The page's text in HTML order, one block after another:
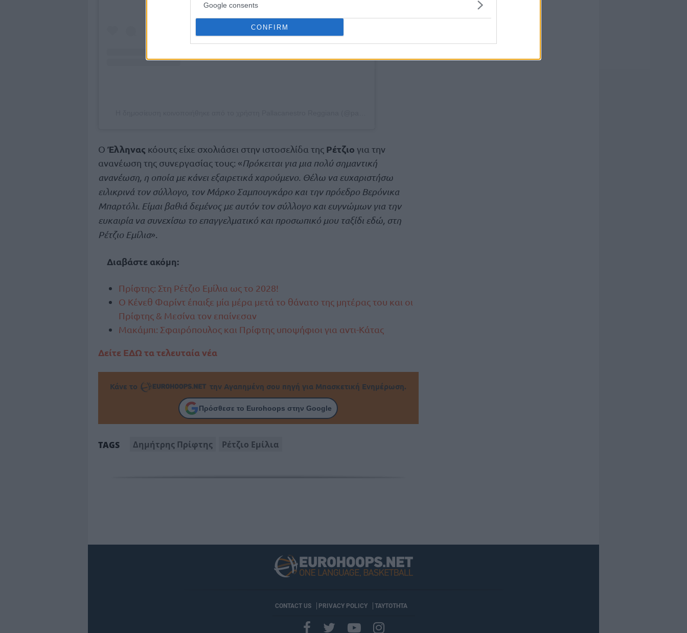
Google consents
CONFIRM
Ο Έλληνας κόουτς είχε σχολιάσει στην ιστοσελίδα της Ρέτζιο για την
ανανέωση της συνεργασίας τους: «Πρόκειται για μια πολύ σημαντική
ανανέωση, η οποία με κάνει εξαιρετικά χαρούμενο. Θέλω να ευχαριστήσω
ειλικρινά τον σύλλογο, τον Μάρκο Σαμπουγκάρο και την πρόεδρο Βερόνικα
Μπαρτόλι. Είμαι βαθιά δεμένος με αυτόν τον σύλλογο και ευγνώμων για την
ευκαιρία να συνεχίσω το επαγγελματικό και προσωπικό μου ταξίδι εδώ, στη
Ρέτζιο Εμίλια».
Διαβάστε ακόμη:
Πρίφτης: Στη Ρέτζιο Εμίλια ως το 2028!
Ο Κένεθ Φαρίντ έπαιξε μία μέρα μετά το θάνατο της μητέρας του και οι
Πρίφτης & Μεσίνα τον επαίνεσαν
Μακάμπι: Σφαιρόπουλος και Πρίφτης υποψήφιοι για αντι-Κάτας
Δείτε ΕΔΩ τα τελευταία νέα
Κάνε το την Αγαπημένη σου πηγή για Μπασκετική Ενημέρωση.
Πρόσθεσε το Eurohoops στην Google
TAGS Δημήτρης Πρίφτης Ρέτζιο Εμίλια
CONTACT US PRIVACY POLICY ΤΑΥΤΟΤΗΤΑ